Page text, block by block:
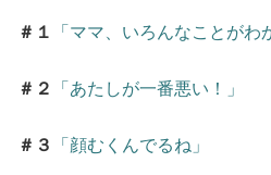
＃１ 「ママ、いろんなことがわ
＃２ 「あたしが一番悪い！」
＃３ 「顔むくんでるね」